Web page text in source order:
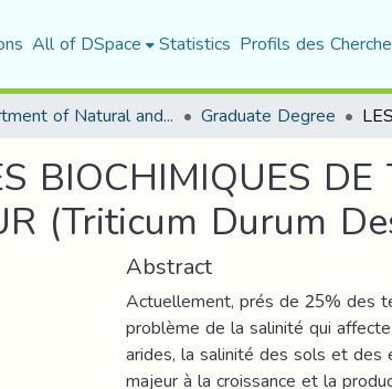
All of DSpace Statistics Profils des
Department of Natural and Life Sciences Graduate Degree
BIOCHIMIQUES
(Triticum Durum
Abstract
Actuellement, prés de 25% des
problème de la salinité qui
arides, la salinité des sols et des
majeur à la croissance et la